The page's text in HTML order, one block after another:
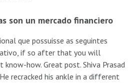
son un mercado financiero
que possuisse as seguintes
if so after that you will
how. Great post. Shiva Prasad
recracked his ankle in a different